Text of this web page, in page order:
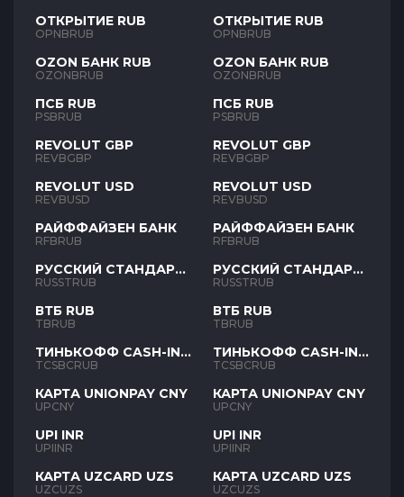
ОТКРЫТИЕ RUB
OPNBRUB
OZON БАНК RUB
OZONBRUB
ПСБ RUB
PSBRUB
REVOLUT GBP
REVBGBP
REVOLUT USD
REVBUSD
РАЙФФАЙЗЕН БАНК
RFBRUB
РУССКИЙ СТАНДАРТ
RUB
RUSSTRUB
ВТБ RUB
TBRUB
ТИНЬКОФФ CASH-IN
RUB
TCSBCRUB
КАРТА UNIONPAY CNY
UPCNY
UPI INR
UPIINR
КАРТА UZCARD UZS
UZCUZS
ОТКРЫТИЕ RUB
OPNBRUB
OZON БАНК RUB
OZONBRUB
ПСБ RUB
PSBRUB
REVOLUT GBP
REVBGBP
REVOLUT USD
REVBUSD
РАЙФФАЙЗЕН БАНК
RFBRUB
РУССКИЙ СТАНДАРТ
RUB
RUSSTRUB
ВТБ RUB
TBRUB
ТИНЬКОФФ CASH-IN
RUB
TCSBCRUB
КАРТА UNIONPAY CNY
UPCNY
UPI INR
UPIINR
КАРТА UZCARD UZS
UZCUZS